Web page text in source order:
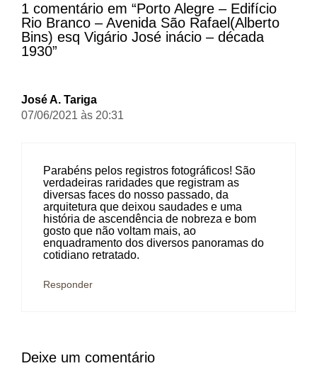
1 comentário em “Porto Alegre – Edifício
Rio Branco – Avenida São Rafael(Alberto
Bins) esq Vigário José inácio – década
1930”
José A. Tariga
07/06/2021 às 20:31
Parabéns pelos registros fotográficos! São
verdadeiras raridades que registram as
diversas faces do nosso passado, da
arquitetura que deixou saudades e uma
história de ascendência de nobreza e bom
gosto que não voltam mais, ao
enquadramento dos diversos panoramas do
cotidiano retratado.
Responder
Deixe um comentário